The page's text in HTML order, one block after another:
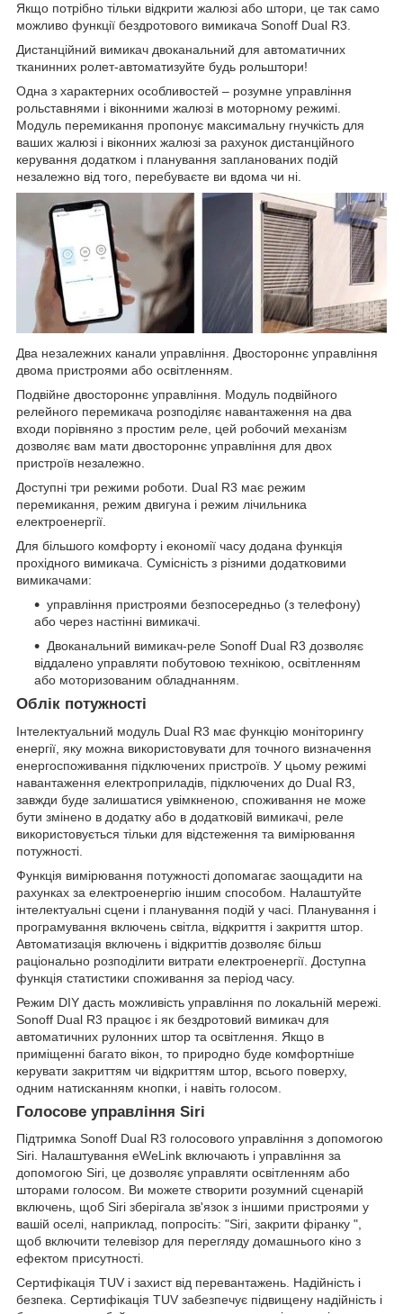
Якщо потрібно тільки відкрити жалюзі або штори, це так само
можливо функції бездротового вимикача Sonoff Dual R3.
Дистанційний вимикач двоканальний для автоматичних
тканинних ролет-автоматизуйте будь рольштори!
Одна з характерних особливостей – розумне управління
рольставнями і віконними жалюзі в моторному режимі.
Модуль перемикання пропонує максимальну гнучкість для
ваших жалюзі і віконних жалюзі за рахунок дистанційного
керування додатком і планування запланованих подій
незалежно від того, перебуваєте ви вдома чи ні.
Два незалежних канали управління. Двостороннє управління
двома пристроями або освітленням.
Подвійне двостороннє управління. Модуль подвійного
релейного перемикача розподіляє навантаження на два
входи порівняно з простим реле, цей робочий механізм
дозволяє вам мати двостороннє управління для двох
пристроїв незалежно.
Доступні три режими роботи. Dual R3 має режим
перемикання, режим двигуна і режим лічильника
електроенергії.
Для більшого комфорту і економії часу додана функція
прохідного вимикача. Сумісність з різними додатковими
вимикачами:
управління пристроями безпосередньо (з телефону)
або через настінні вимикачі.
Двоканальний вимикач-реле Sonoff Dual R3 дозволяє
віддалено управляти побутовою технікою, освітленням
або моторизованим обладнанням.
Облік потужності
Інтелектуальний модуль Dual R3 має функцію моніторингу
енергії, яку можна використовувати для точного визначення
енергоспоживання підключених пристроїв. У цьому режимі
навантаження електроприладів, підключених до Dual R3,
завжди буде залишатися увімкненою, споживання не може
бути змінено в додатку або в додатковій вимикачі, реле
використовується тільки для відстеження та вимірювання
потужності.
Функція вимірювання потужності допомагає заощадити на
рахунках за електроенергію іншим способом. Налаштуйте
інтелектуальні сцени і планування подій у часі. Планування і
програмування включень світла, відкриття і закриття штор.
Автоматизація включень і відкриттів дозволяє більш
раціонально розподілити витрати електроенергії. Доступна
функція статистики споживання за період часу.
Режим DIY дасть можливість управління по локальній мережі.
Sonoff Dual R3 працює і як бездротовий вимикач для
автоматичних рулонних штор та освітлення. Якщо в
приміщенні багато вікон, то природно буде комфортніше
керувати закриттям чи відкриттям штор, всього поверху,
одним натисканням кнопки, і навіть голосом.
Голосове управління Siri
Підтримка Sonoff Dual R3 голосового управління з допомогою
Siri. Налаштування eWeLink включають і управління за
допомогою Siri, це дозволяє управляти освітленням або
шторами голосом. Ви можете створити розумний сценарій
включень, щоб Siri зберігала зв'язок з іншими пристроями у
вашій оселі, наприклад, попросіть: "Siri, закрити фіранку ",
щоб включити телевізор для перегляду домашнього кіно з
ефектом присутності.
Сертифікація TUV і захист від перевантажень. Надійність і
безпека. Сертифікація TUV забезпечує підвищену надійність і